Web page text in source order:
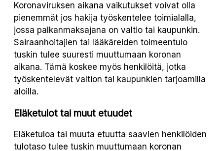
Koronaviruksen aikana vaikutukset voivat olla
pienemmät jos hakija työskentelee toimialalla,
jossa palkanmaksajana on valtio tai kaupunkin.
Sairaanhoitajien tai lääkäreiden toimeentulo
tuskin tulee suuresti muuttumaan koronan
aikana. Tämä koskee myös henkilöitä, jotka
työskentelevät valtion tai kaupunkien tarjoamilla
aloilla.
Eläketulot tai muut etuudet
Eläketuloa tai muuta etuutta saavien henkilöiden
tulotaso tulee tuskin muuttumaan koronan